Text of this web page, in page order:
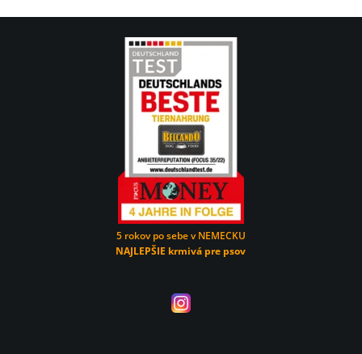
5 rokov po sebe v NEMECKU
NAJLEPŠIE krmivá pre psov